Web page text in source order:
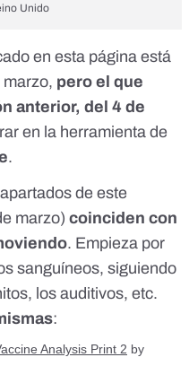
Unido
en esta página está
pero el que
anterior, del 4 de
en la herramienta de
.
de este
marzo) coinciden con
. Empieza por
sanguíneos, siguiendo
los auditivos, etc.
:
Analysis Print 2 by